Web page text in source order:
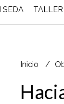
SEDA
Inicio